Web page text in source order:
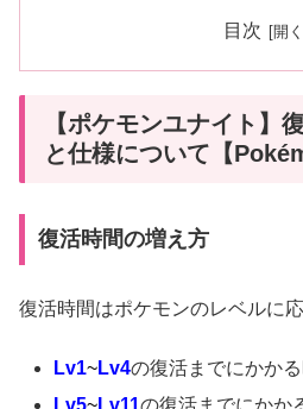
目次
【ポケモンユナイト】
と仕様について【
復活時間の増え方
復活時間はポケモンのレベルに
Lv1~Lv4の復活までにかか